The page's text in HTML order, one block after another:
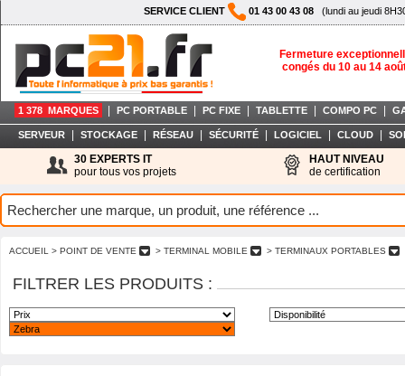
SERVICE CLIENT 01 43 00 43 08 (lundi au jeudi
Fermeture
congés du 10 au 14
1 378 MARQUES PC PORTABLE PC FIXE TABLETTE COMPO PC
SERVEUR STOCKAGE RÉSEAU SÉCURITÉ LOGICIEL CLOUD
30 EXPERTS IT
pour tous vos projets
HAUT NIVEAU
de certification
ACCUEIL > POINT DE VENTE > TERMINAL MOBILE > TERMINAUX PORTABLES
FILTRER LES PRODUITS :